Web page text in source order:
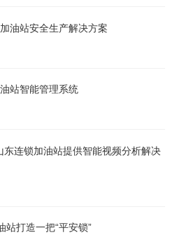
油站安全生产解决方案
站智能管理系统
连锁加油站提供智能视频分析解决
站打造一把“平安锁”